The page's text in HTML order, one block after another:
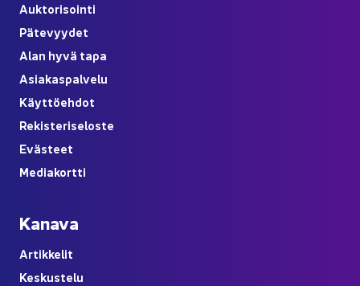
Auk­to­ri­soin­ti
Pä­te­vyy­det
Alan hyvä tapa
Asia­kas­pal­ve­lu
Käyt­tö­eh­dot
Re­kis­te­ri­se­los­te
Eväs­teet
Me­dia­kort­ti
Ka­na­va
Ar­tik­ke­lit
Kes­kus­te­lu